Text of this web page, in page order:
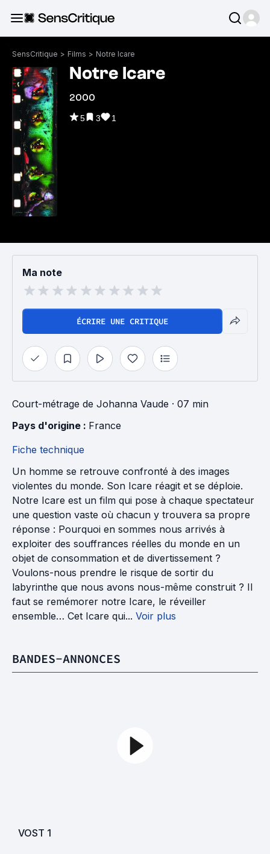
SensCritique > Films > Notre Icare
Notre Icare
2000
5 3 1
Ma note
ÉCRIRE UNE CRITIQUE
Court-métrage de Johanna Vaude · 07 min
Pays d'origine : France
Fiche technique
Un homme se retrouve confronté à des images
violentes du monde. Son Icare réagit et se déploie.
Notre Icare est un film qui pose à chaque spectateur
une question vaste où chacun y trouvera sa propre
réponse : Pourquoi en sommes nous arrivés à
exploiter des souffrances réelles du monde en un
objet de consommation et de divertissement ?
Voulons-nous prendre le risque de sortir du
labyrinthe que nous avons nous-même construit ? Il
faut se remémorer notre Icare, le réveiller
ensemble… Cet Icare qui... Voir plus
BANDES-ANNONCES
VOST 1